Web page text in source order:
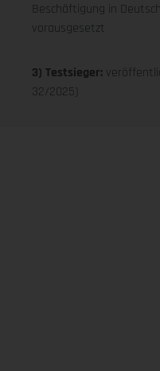
Beschäftigung in
vorausgesetzt
3) Testsieger:
32/2025)